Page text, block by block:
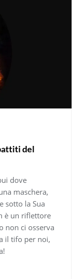
del
dove
maschera,
sotto la Sua
è un riflettore
non ci osserva
il tifo per noi,